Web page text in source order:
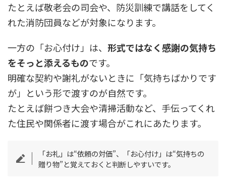
たとえば敬老会の司会や、防災訓練で講話をしてく
れた消防団員などが対象になります。
一方の「お心付け」は、 形式ではなく感謝の気持ち
をそっと添えるものです。
明確な契約や謝礼がないときに「気持ちばかりです
が」という形で渡すのが自然です。
たとえば餅つき大会や清掃活動など、手伝ってくれ
た住民や関係者に渡す場合がこれにあたります。
「お礼」は“依頼の対価”、「お心付け」は“気持ちの
贈り物”と覚えておくと判断しやすいです。